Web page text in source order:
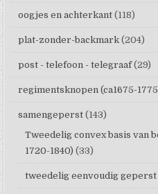
oogjes en achterkant (118)
plat-zonder-backmark (204)
post - telefoon - telegraaf (29)
regimentsknopen (ca1675-
samengeperst (143)
Tweedelig convex basis van
1720-1840) (33)
tweedelig eenvoudig geperst